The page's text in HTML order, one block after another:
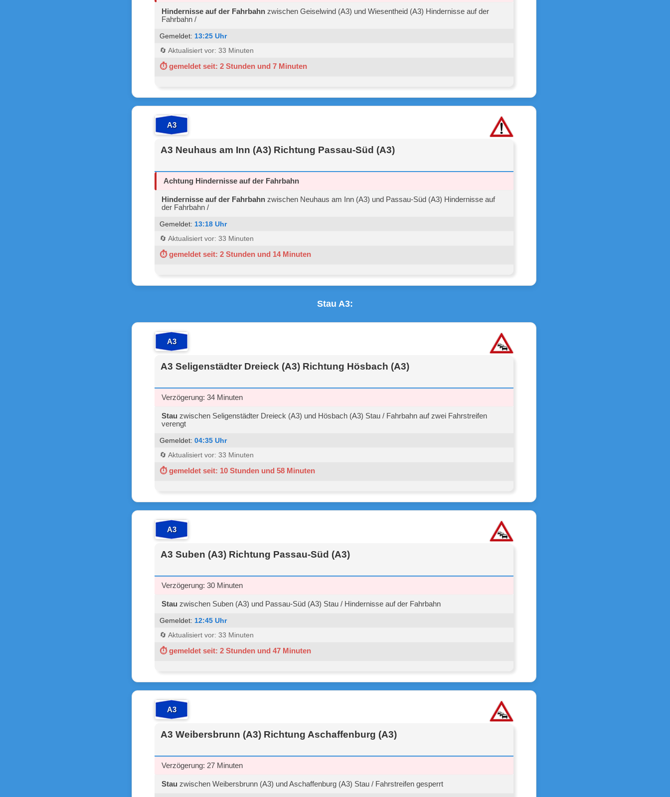
Hindernisse auf der Fahrbahn zwischen Geiselwind (A3) und Wiesentheid (A3) Hindernisse auf der
Fahrbahn /
Gemeldet: 13:25 Uhr
🔄 Aktualisiert vor: 33 Minuten
⏱ gemeldet seit: 2 Stunden und 7 Minuten
A3
A3 Neuhaus am Inn (A3) Richtung Passau-Süd (A3)
Achtung Hindernisse auf der Fahrbahn
Hindernisse auf der Fahrbahn zwischen Neuhaus am Inn (A3) und Passau-Süd (A3) Hindernisse auf
der Fahrbahn /
Gemeldet: 13:18 Uhr
🔄 Aktualisiert vor: 33 Minuten
⏱ gemeldet seit: 2 Stunden und 14 Minuten
Stau A3:
A3
A3 Seligenstädter Dreieck (A3) Richtung Hösbach (A3)
Verzögerung: 34 Minuten
Stau zwischen Seligenstädter Dreieck (A3) und Hösbach (A3) Stau / Fahrbahn auf zwei Fahrstreifen
verengt
Gemeldet: 04:35 Uhr
🔄 Aktualisiert vor: 33 Minuten
⏱ gemeldet seit: 10 Stunden und 58 Minuten
A3
A3 Suben (A3) Richtung Passau-Süd (A3)
Verzögerung: 30 Minuten
Stau zwischen Suben (A3) und Passau-Süd (A3) Stau / Hindernisse auf der Fahrbahn
Gemeldet: 12:45 Uhr
🔄 Aktualisiert vor: 33 Minuten
⏱ gemeldet seit: 2 Stunden und 47 Minuten
A3
A3 Weibersbrunn (A3) Richtung Aschaffenburg (A3)
Verzögerung: 27 Minuten
Stau zwischen Weibersbrunn (A3) und Aschaffenburg (A3) Stau / Fahrstreifen gesperrt